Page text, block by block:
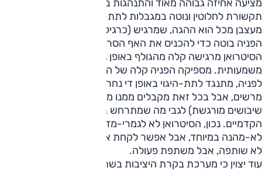
מציעה אחיזה גבוהה מאוד והתנהגות בטוחה – אבל היא חסרת
תקשורת לחלוטין ונוטה במגבלות לתת-היגוי מהסוג הנמרח.
מעצבן מכל הוא ההגה, שמרגיש (כרגיל) אלסטי-פלסטי ודורש
הפניה בוטה כדי להכניס את האף הסרבן לפניות.
משמעותית. מספיקה הפניה קלה של ההגה, והפרונט נשאב
לפניה, מתנגד לתת-היגוי באופן די נחרץ. גם כאן ההגה לא
מרשים, אבל בכל זאת מקבלים ממנו משהו (פרט ללוחמת
שיבושים מורגשת) לגבי מה שמתרחש בין האספלט לגלגלים
הקדמיים. נכון, הסיטרואן לא לגמרי-מדויקת בין העיקולים, ובוודאי
לא-מהנה במיוחד, אבל אפשר לקחת אותה רחוק יותר מהגולף.
לא שותפה, אבל משתפת פעולה.
עוד יצוין כי מערכת בקרת היציבות בשתי המכוניות אינה